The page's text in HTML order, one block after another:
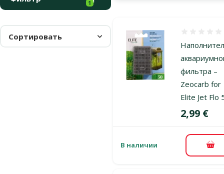
1
Сортировать
фильтра –
Zeocarb for
Elite Jet Flo
Цена
2,99 €
В наличии В